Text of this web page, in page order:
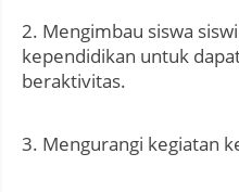
2. Mengimbau siswa
kependidikan untuk
beraktivitas.
3. Mengurangi kegiatan